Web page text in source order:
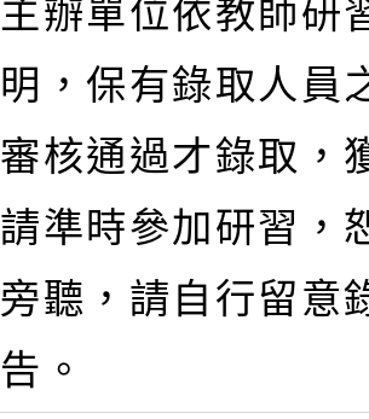
主辦單位依教師研
明，保有錄取人員
審核通過才錄取，
請準時參加研習，
旁聽，請自行留意
告。